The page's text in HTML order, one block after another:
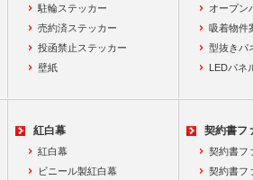
駐輪ステッカー
売約済ステッカー
投函禁止ステッカー
壁紙
オープン
吸着物件
型抜きパ
LEDパネ
紅白幕
紅白幕
ビニール製紅白幕
契約書フ
契約書フ
契約書フ